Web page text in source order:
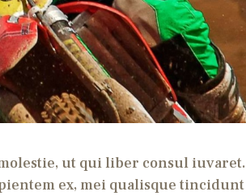
ut qui liber consul iuvaret.
ex, mei qualisque tincidunt